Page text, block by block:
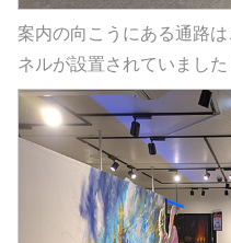
案内の向こうにある通路
ネルが設置されていました